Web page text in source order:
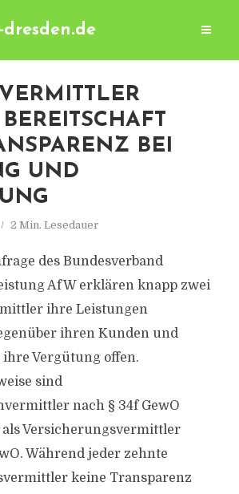
dresden.de
BEI
UND
2 Min. Lesedauer
des Bundesverband
AfW erklären knapp zwei
ihre Leistungen
ihren Kunden und
Vergütung offen.
sind
nach § 34f GewO
Versicherungsvermittler
Während jeder zehnte
keine Transparenz